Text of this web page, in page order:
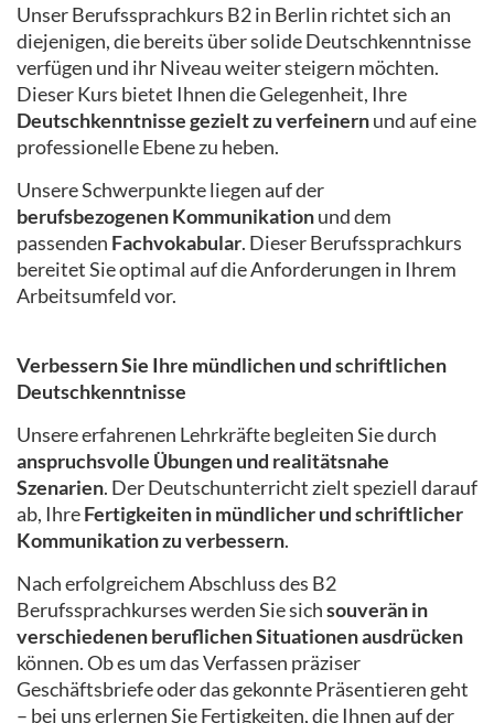
Unser Berufssprachkurs B2 in Berlin richtet sich an
diejenigen, die bereits über solide Deutschkenntnisse
verfügen und ihr Niveau weiter steigern möchten.
Dieser Kurs bietet Ihnen die Gelegenheit, Ihre
Deutschkenntnisse gezielt zu verfeinernund auf eine
professionelle Ebene zu heben.
Unsere Schwerpunkte liegen auf der
berufsbezogenen Kommunikationund dem
passenden Fachvokabular. Dieser Berufssprachkurs
bereitet Sie optimal auf die Anforderungen in Ihrem
Arbeitsumfeld vor.
Verbessern Sie Ihre mündlichen und schriftlichen
Deutschkenntnisse
Unsere erfahrenen Lehrkräfte begleiten Sie durch
anspruchsvolle Übungen und realitätsnahe
Szenarien. Der Deutschunterricht zielt speziell darauf
ab, IhreFertigkeiten in mündlicher und schriftlicher
Kommunikation zu verbessern.
Nach erfolgreichem Abschluss des B2
Berufssprachkurses werden Sie sichsouverän in
verschiedenen beruflichen Situationen ausdrücken
können. Ob es um das Verfassen präziser
Geschäftsbriefe oder das gekonnte Präsentieren geht
– bei uns erlernen Sie Fertigkeiten, die Ihnen auf der